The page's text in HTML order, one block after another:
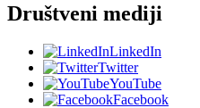
Društveni mediji
LinkedIn
Twitter
YouTube
Facebook